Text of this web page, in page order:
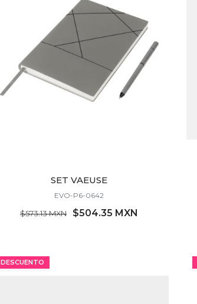
SET VAEUSE
EVO-P6-0642
$573.13 MXN $504.35 MXN
DESCUENTO